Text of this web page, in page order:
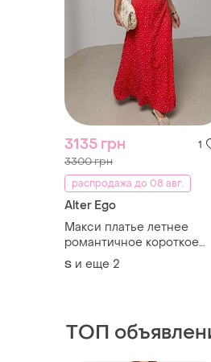
3135 грн
распродажа до 08 авг.
Макси платье летнее
романтичное короткое
рукав декольте v
цветочный принт мелкие
цветки кружево хлопок
и еще 2
ТОП
TOP